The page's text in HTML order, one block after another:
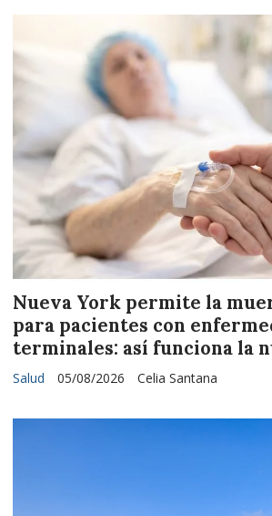
Nueva York permite la
para pacientes con
terminales: así funciona la
Celia Santana
Salud 05/08/2026